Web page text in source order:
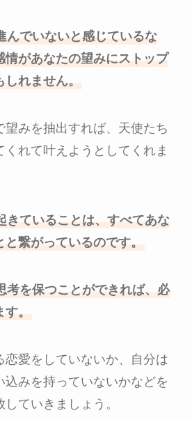
んでいないと感じているな
情があなたの望みにストップ
しれません。
望みを抽出すれば、天使たち
れて叶えようとしてくれま
きていることは、すべてあな
と繋がっているのです。
考を保つことができれば、必
す。
恋愛をしていないか、自分は
込みを持っていないかなどを
ていきましょう。